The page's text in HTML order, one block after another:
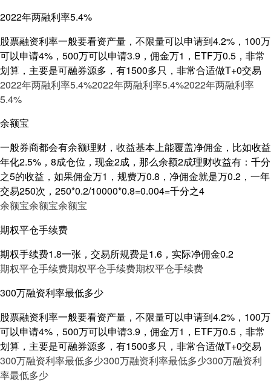
2022年两融利率5.4%
股票融资利率一般要看资产量，不限量可以申请到4.2%，100万
可以申请4%，500万可以申请3.9，佣金万1，ETF万0.5，非常
划算，主要是可融券源多，有1500多只，非常合适做T+0交易
2022年两融利率5.4%2022年两融利率5.4%2022年两融利率
5.4%
余额宝
一般券商都会有余额理财，收益基本上能覆盖净佣金，比如收益
年化2.5%，8成仓位，现金2成，那么余额2成理财收益有：千分
之5的收益，如果佣金万1，规费万0.8，净佣金就是万0.2，一年
交易250次，250*0.2/10000*0.8=0.004=千分之4
余额宝余额宝余额宝
期权平仓手续费
期权手续费1.8一张，交易所规费是1.6，实际净佣金0.2
期权平仓手续费期权平仓手续费期权平仓手续费
300万融资利率最低多少
股票融资利率一般要看资产量，不限量可以申请到4.2%，100万
可以申请4%，500万可以申请3.9，佣金万1，ETF万0.5，非常
划算，主要是可融券源多，有1500多只，非常合适做T+0交易
300万融资利率最低多少300万融资利率最低多少300万融资利
率最低多少